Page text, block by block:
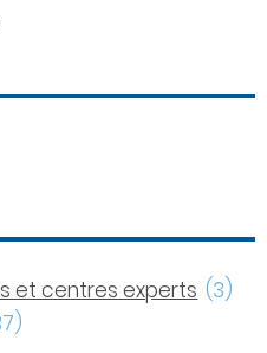
et centres experts (3)